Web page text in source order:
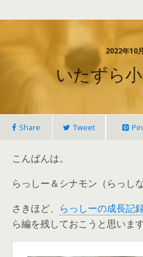
2022年10
いたずら
Share Tweet Pin
こんばんは。
らっしー＆シナモン（らっし
さきほど、 らっしーの成長記
ら編を残しておこうと思います